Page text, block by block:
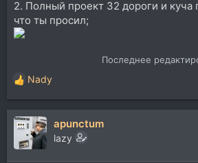
2. Полный проект 32 дороги и куча
что ты просил;
Последнее
Р
е
а
к
и
Nady
apunctum
lazy